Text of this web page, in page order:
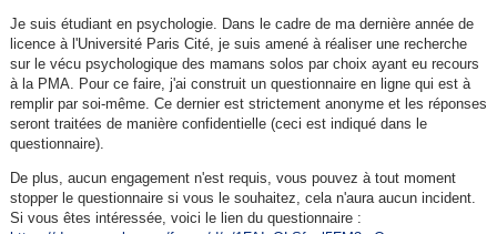
Je suis étudiant en psychologie. Dans le cadre de ma dernière année de
licence à l'Université Paris Cité, je suis amené à réaliser une recherche
sur le vécu psychologique des mamans solos par choix ayant eu recours
à la PMA. Pour ce faire, j'ai construit un questionnaire en ligne qui est à
remplir par soi-même. Ce dernier est strictement anonyme et les réponses
seront traitées de manière confidentielle (ceci est indiqué dans le
questionnaire).
De plus, aucun engagement n'est requis, vous pouvez à tout moment
stopper le questionnaire si vous le souhaitez, cela n'aura aucun incident.
Si vous êtes intéressée, voici le lien du questionnaire :